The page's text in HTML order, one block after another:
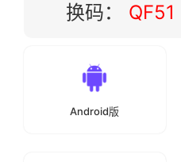
换码： QF51
Android版